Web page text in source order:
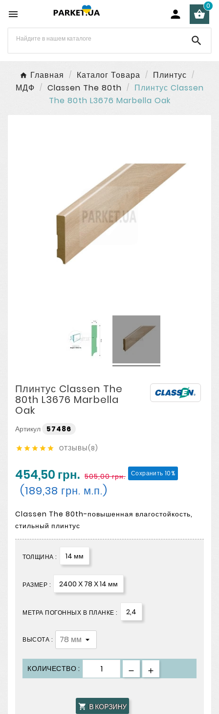
  
0

Главная Каталог Товара
Плинтус
МДФ
Classen The 80th
Плинтус Classen
The 80th L3676 Marbella Oak
Плинтус Classen The
80th L3676 Marbella
Oak
Артикул 57486
     ОТЗЫВЫ(8)
454,50 грн. 505,00 грн. Сохранить 10%
(189,38 грн. м.п.)
Classen The 80th-повышенная влагостойкость,
стильный плинтус
ТОЛЩИНА : 14 мм
РАЗМЕР : 2400 Х 78 Х 14 мм
МЕТРА ПОГОННЫХ В ПЛАНКЕ : 2,4
ВЫСОТА :
КОЛИЧЕСТВО :
 В КОРЗИНУ